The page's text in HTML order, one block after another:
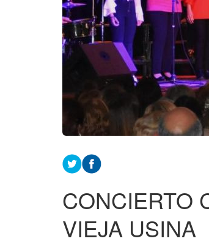
CONCIERTO
VIEJA USINA